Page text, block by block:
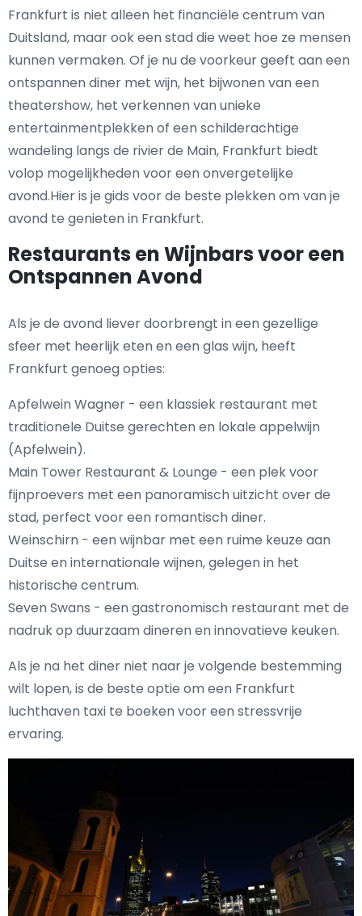
Frankfurt is niet alleen het financiële centrum van
Duitsland, maar ook een stad die weet hoe ze mensen
kunnen vermaken. Of je nu de voorkeur geeft aan een
ontspannen diner met wijn, het bijwonen van een
theatershow, het verkennen van unieke
entertainmentplekken of een schilderachtige
wandeling langs de rivier de Main, Frankfurt biedt
volop mogelijkheden voor een onvergetelijke
avond.Hier is je gids voor de beste plekken om van je
avond te genieten in Frankfurt.
Restaurants en Wijnbars voor een
Ontspannen Avond
Als je de avond liever doorbrengt in een gezellige
sfeer met heerlijk eten en een glas wijn, heeft
Frankfurt genoeg opties:
Apfelwein Wagner - een klassiek restaurant met
traditionele Duitse gerechten en lokale appelwijn
(Apfelwein).
Main Tower Restaurant & Lounge - een plek voor
fijnproevers met een panoramisch uitzicht over de
stad, perfect voor een romantisch diner.
Weinschirn - een wijnbar met een ruime keuze aan
Duitse en internationale wijnen, gelegen in het
historische centrum.
Seven Swans - een gastronomisch restaurant met de
nadruk op duurzaam dineren en innovatieve keuken.
Als je na het diner niet naar je volgende bestemming
wilt lopen, is de beste optie om een Frankfurt
luchthaven taxi te boeken voor een stressvrije
ervaring.